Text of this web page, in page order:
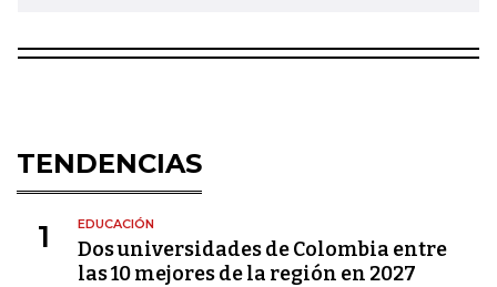
TENDENCIAS
1 EDUCACIÓN
Dos universidades de Colombia entre
las 10 mejores de la región en 2027